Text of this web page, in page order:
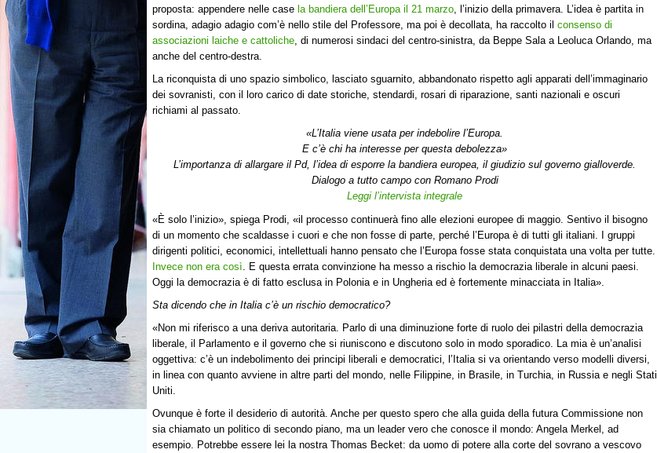
proposta: appendere nelle case la bandiera dell’Europa il 21 marzo, l’inizio della primavera. L’idea è partita in
sordina, adagio adagio com’è nello stile del Professore, ma poi è decollata, ha raccolto il consenso di
associazioni laiche e cattoliche, di numerosi sindaci del centro-sinistra, da Beppe Sala a Leoluca Orlando, ma
anche del centro-destra.
La riconquista di uno spazio simbolico, lasciato sguarnito, abbandonato rispetto agli apparati dell’immaginario
dei sovranisti, con il loro carico di date storiche, stendardi, rosari di riparazione, santi nazionali e oscuri
richiami al passato.
«L’Italia viene usata per indebolire l’Europa.
E c’è chi ha interesse per questa debolezza»
L’importanza di allargare il Pd, l’idea di esporre la bandiera europea, il giudizio sul governo gialloverde.
Dialogo a tutto campo con Romano Prodi
Leggi l’intervista integrale
«È solo l’inizio», spiega Prodi, «il processo continuerà fino alle elezioni europee di maggio. Sentivo il bisogno
di un momento che scaldasse i cuori e che non fosse di parte, perché l’Europa è di tutti gli italiani. I gruppi
dirigenti politici, economici, intellettuali hanno pensato che l’Europa fosse stata conquistata una volta per tutte.
Invece non era così . E questa errata convinzione ha messo a rischio la democrazia liberale in alcuni paesi.
Oggi la democrazia è di fatto esclusa in Polonia e in Ungheria ed è fortemente minacciata in Italia».
Sta dicendo che in Italia c’è un rischio democratico?
«Non mi riferisco a una deriva autoritaria. Parlo di una diminuzione forte di ruolo dei pilastri della democrazia
liberale, il Parlamento e il governo che si riuniscono e discutono solo in modo sporadico. La mia è un’analisi
oggettiva: c’è un indebolimento dei principi liberali e democratici, l’Italia si va orientando verso modelli diversi,
in linea con quanto avviene in altre parti del mondo, nelle Filippine, in Brasile, in Turchia, in Russia e negli Stati
Uniti.
Ovunque è forte il desiderio di autorità. Anche per questo spero che alla guida della futura Commissione non
sia chiamato un politico di secondo piano, ma un leader vero che conosce il mondo: Angela Merkel, ad
esempio. Potrebbe essere lei la nostra Thomas Becket: da uomo di potere alla corte del sovrano a vescovo